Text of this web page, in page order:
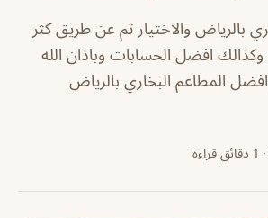
بالرياض والاختيار تم عن طريق كثر
وكذالك افضل الحسابات وباذان الله
المطاعم البخاري بالرياض